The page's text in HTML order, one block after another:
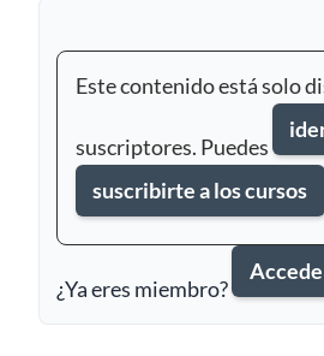
Este contenido está solo
suscriptores. Puedes
suscribirte a los cursos
¿Ya eres miembro?